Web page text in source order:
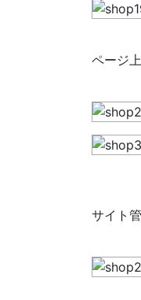
ページ
サイト